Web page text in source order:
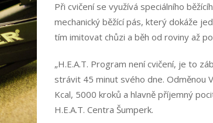
Při cvičení se využívá speciálního
mechanický běžící pás, který dokáže
tím imitovat chůzi a běh od roviny až
„H.E.A.T. Program není cvičení, je to
strávit 45 minut svého dne. Odměnou
Kcal, 5000 kroků a hlavně příjemný
H.E.A.T. Centra Šumperk.
Statistiky
Abychom
mohli
funkčnost
a
strukturu
webových
stránek